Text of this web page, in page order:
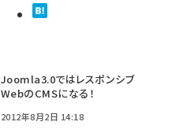
Joomla3.0ではレスポンシブ
WebのCMSになる！
2012年8月2日 14:18